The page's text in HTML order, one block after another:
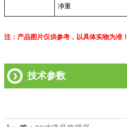
净重
注：产品图片仅供参考，以具体实物为准！
技术参数